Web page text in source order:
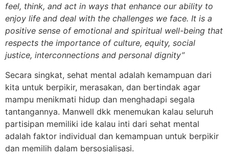
feel, think, and act in ways that enhance our ability to
enjoy life and deal with the challenges we face. It is a
positive sense of emotional and spiritual well-being that
respects the importance of culture, equity, social
justice, interconnections and personal dignity”
Secara singkat, sehat mental adalah kemampuan dari
kita untuk berpikir, merasakan, dan bertindak agar
mampu menikmati hidup dan menghadapi segala
tantangannya. Manwell dkk menemukan kalau seluruh
partisipan memiliki ide kalau inti dari sehat mental
adalah faktor individual dan kemampuan untuk berpikir
dan memilih dalam bersosialisasi.